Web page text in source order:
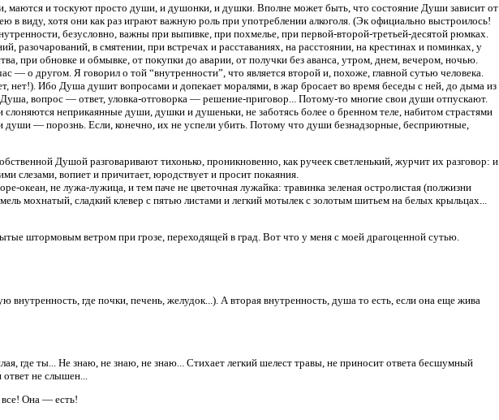
маются и тоскуют просто души, и душонки, и душки. Вполне может быть, что состояние Души зависит от
в виду, хотя они как раз играют важную роль при употреблении алкоголя. (Эк официально выстроилось!
безусловно, важны при выпивке, при похмелье, при первой-второй-третьей-десятой рюмках.
разочарований, в смятении, при встречах и расставаниях, на расстоянии, на крестинах и поминках, у
при обновке и обмывке, от покупки до аварии, от получки без аванса, утром, днем, вечером, ночью.
— о другом. Я говорил о той “внутренности”, что является второй и, похоже, главной сутью человека.
нет!). Ибо Душа душит вопросами и допекает моралями, в жар бросает во время беседы с ней, до дыма из
вопрос — ответ, уловка-отговорка — решение-приговор... Потому-то многие свои души отпускают.
неприкаянные души, душки и душеньки, не заботясь более о бренном теле, набитом страстями
— порознь. Если, конечно, их не успели убить. Потому что души безнадзорные, бесприютные,
Душой разговаривают тихонько, проникновенно, как ручеек светленький, журчит их разговор: и
слезами, вопиет и причитает, юродствует и просит покаяния.
океан, не лужа-лужица, и тем паче не цветочная лужайка: травинка зеленая остролистая (полжизни
мохнатый, сладкий клевер с пятью листами и легкий мотылек с золотым шитьем на белых крыльцах...
штормовым ветром при грозе, переходящей в град. Вот что у меня с моей драгоценной сутью.
где почки, печень, желудок...). А вторая внутренность, душа то есть, если она еще жива
где ты... Не знаю, не знаю, не знаю... Стихает легкий шелест травы, не приносит ответа бесшумный
не слышен...
все! Она — есть!